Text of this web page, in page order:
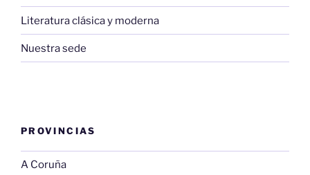
Literatura clásica y moderna
Nuestra sede
PROVINCIAS
A Coruña